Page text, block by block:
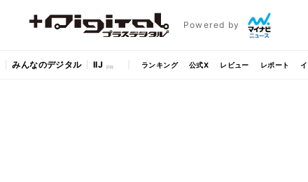
Powered by
みんなのデジタル IIJ ランキング 公式X レビュー レポート